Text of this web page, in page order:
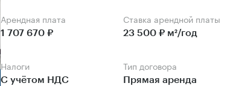
Арендная плата
1 707 670 ₽
Ставка арендной платы
23 500 ₽ м²/год
Налоги
С учётом НДС
Тип договора
Прямая аренда